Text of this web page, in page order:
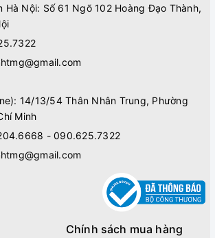
Hà Nội: Số 61 Ngõ 102 Hoàng Đạo Thành,
14/13/54 Thân Nhân Trung, Phường
Minh
- 090.625.7322
Chính sách mua hàng